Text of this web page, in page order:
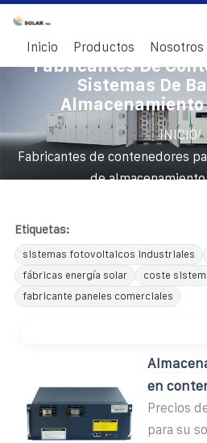
Inicio Productos Nosotros
Fabricantes De
Sistemas De
Almacenamiento
INICIO/
Fabricantes de contenedores
de
Etiquetas:
sistemas fotovoltaicos industriales
fábricas energía solar
coste
fabricante paneles comerciales
en
Precios
para su